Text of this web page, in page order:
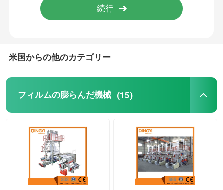
巻き戻す機械を切り開くこと
米国からの他のカテゴリー
フィルムの膨らんだ機械 (15)